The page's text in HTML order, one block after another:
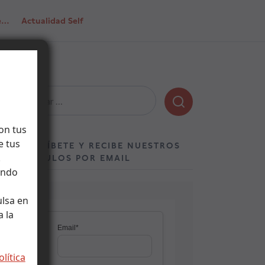
tus
tus
en
la
Actualidad Self
SUSCRÍBETE Y RECIBE NUESTROS
ARTÍCULOS POR EMAIL